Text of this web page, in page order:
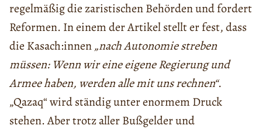
regelmäßig die zaristischen Behörden und fordert
Reformen. In einem der Artikel stellt er fest, dass
die Kasach:innen„nach Autonomie streben
müssen: Wenn wir eine eigene Regierung und
Armee haben, werden alle mit uns rechnen“.
„Qazaq“ wird ständig unter enormem Druck
stehen. Aber trotz aller Bußgelder und